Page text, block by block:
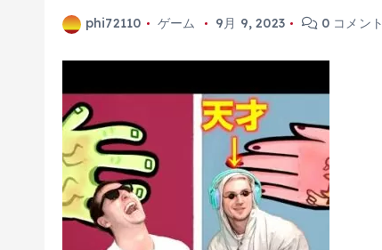
phi72110 ゲーム 9月 9, 2023 0 コメント